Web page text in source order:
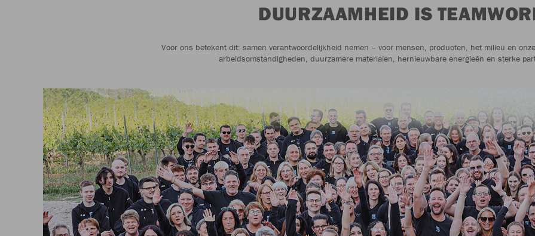
DUURZAAMHEID IS
Voor ons betekent dit: samen verantwoordelijkheid nemen – voor mensen, producten, het milieu en
arbeidsomstandigheden, duurzamere materialen, hernieuwbare energieën en sterke